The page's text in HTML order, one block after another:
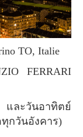
TO, Italie
FERRARI
ละวันอาทิตย์
ทุกวันอังคาร)